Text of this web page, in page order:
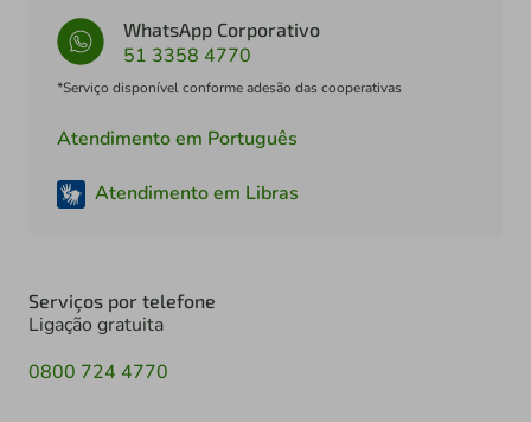
WhatsApp Corporativo
51 3358 4770
*Serviço disponível conforme adesão das cooperativas
Atendimento em Português
Atendimento em Libras
Serviços por telefone
Ligação gratuita
0800 724 4770